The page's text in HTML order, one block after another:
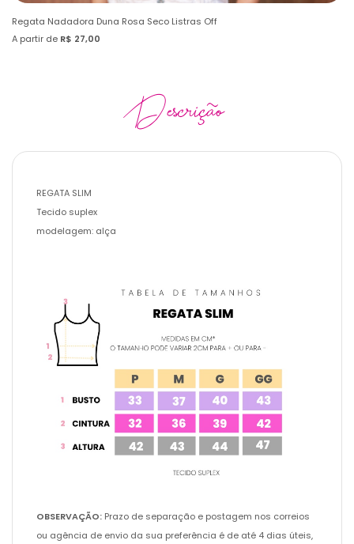
Regata Nadadora Duna Rosa Seco Listras Off
A partir de R$ 27,00
Descrição
REGATA SLIM
Tecido suplex
modelagem: alça
OBSERVAÇÃO: Prazo de separação e postagem nos correios
ou agência de envio da sua preferência é de até 4 dias úteis,